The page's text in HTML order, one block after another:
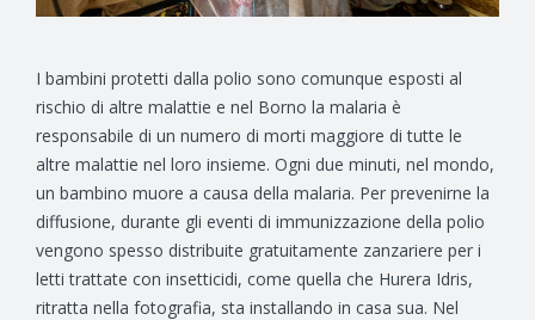
I bambini protetti dalla polio sono comunque esposti al
rischio di altre malattie e nel Borno la malaria è
responsabile di un numero di morti maggiore di tutte le
altre malattie nel loro insieme. Ogni due minuti, nel mondo,
un bambino muore a causa della malaria. Per prevenirne la
diffusione, durante gli eventi di immunizzazione della polio
vengono spesso distribuite gratuitamente zanzariere per i
letti trattate con insetticidi, come quella che Hurera Idris,
ritratta nella fotografia, sta installando in casa sua. Nel